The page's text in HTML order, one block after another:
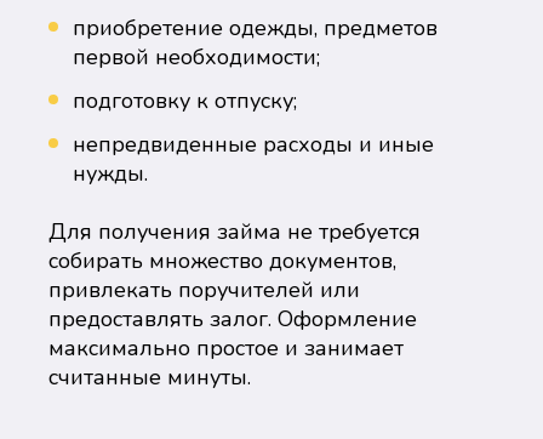
приобретение одежды, предметов
первой необходимости;
подготовку к отпуску;
непредвиденные расходы и иные
нужды.
Для получения займа не требуется
собирать множество документов,
привлекать поручителей или
предоставлять залог. Оформление
максимально простое и занимает
считанные минуты.